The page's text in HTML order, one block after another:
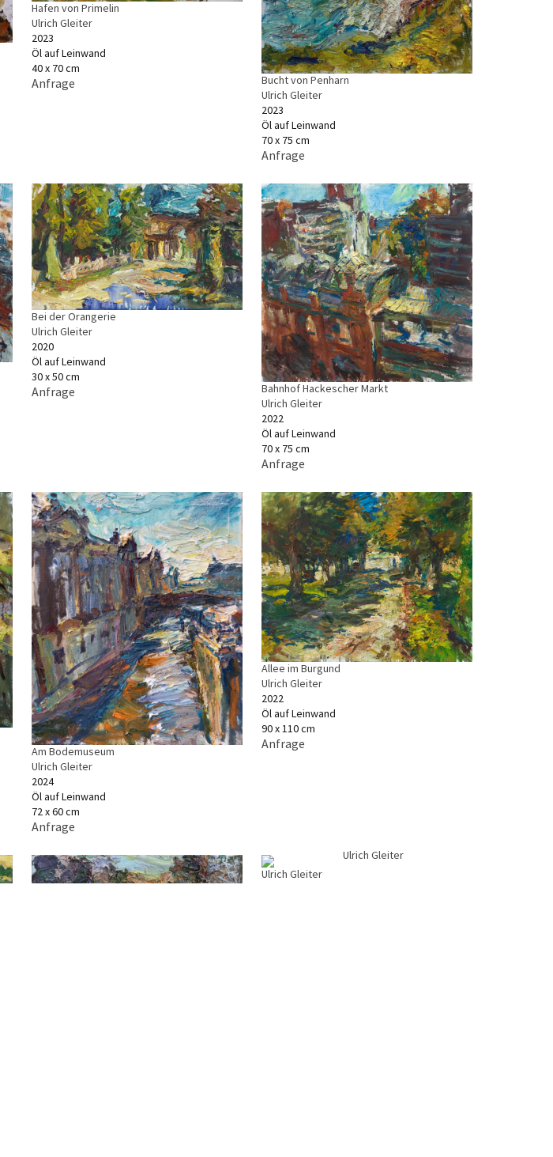
Hafen von Primelin
Ulrich Gleiter
2023
Öl auf Leinwand
40 x 70 cm
Anfrage
Bucht von Penharn
Ulrich Gleiter
2023
Öl auf Leinwand
70 x 75 cm
Anfrage
Bei der Orangerie
Ulrich Gleiter
2020
Öl auf Leinwand
30 x 50 cm
Anfrage
Bahnhof Hackescher Markt
Ulrich Gleiter
2022
Öl auf Leinwand
70 x 75 cm
Anfrage
Am Bodemuseum
Ulrich Gleiter
2024
Öl auf Leinwand
72 x 60 cm
Anfrage
Allee im Burgund
Ulrich Gleiter
2022
Öl auf Leinwand
90 x 110 cm
Anfrage
Ulrich Gleiter